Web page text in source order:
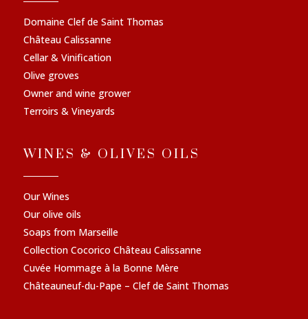
Domaine Clef de Saint Thomas
Château Calissanne
Cellar & Vinification
Olive groves
Owner and wine grower
Terroirs & Vineyards
WINES & OLIVES OILS
Our Wines
Our olive oils
Soaps from Marseille
Collection Cocorico Château Calissanne
Cuvée Hommage à la Bonne Mère
Châteauneuf-du-Pape – Clef de Saint Thomas